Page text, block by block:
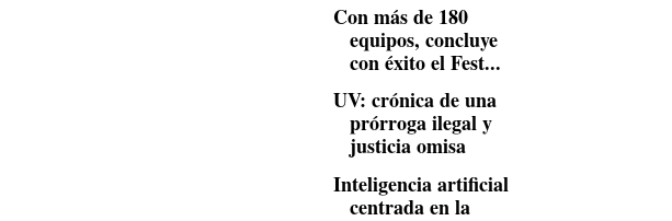
Con más de 180
equipos, concluye
con éxito el Fest...
UV: crónica de una
prórroga ilegal y
justicia omisa
Inteligencia artificial
centrada en la